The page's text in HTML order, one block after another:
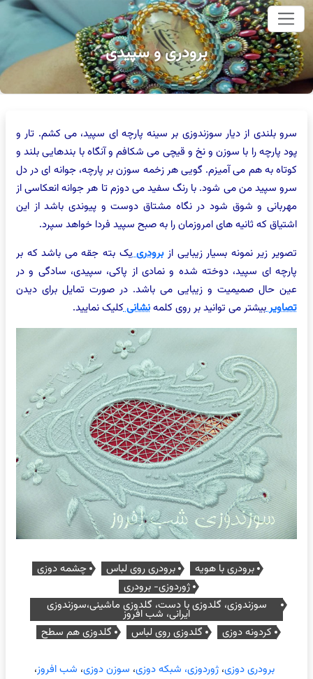
اصلی
برودری و سپیدی
سرو بلندی از دیار سوزندوزی بر سینه پارچه ای سپید، می کشم. تار و
پود پارچه را با سوزن و نخ و قیچی می شکافم و آنگاه با بندهایی بلند و
کوتاه به هم می آمیزم. گویی هر زخمه سوزن بر پارچه، جوانه ای در دل
سرو سپید من می شود. با رنگ سفید می دوزم تا هر جوانه انعکاسی از
مهربانی و شوق شود در نگاه مشتاق دوست و پیوندی باشد از این
اشتیاق که ثانیه های امروزمان را به صبح سپید فردا خواهد سپرد.
تصویر زیر نمونه بسیار زیبایی ازبرودری یک بته جقه می باشد که بر
پارچه ای سپید، دوخته شده و نمادی از پاکی، سپیدی، سادگی و در
عین حال صمیمیت و زیبایی می باشد. در صورت تمایل برای دیدن
تصاویربیشتر می توانید بر روی کلمهنشانیکلیک نمایید.
برودری با هویه برودری روی لباس
چشمه دوزی
ژوردوزی- برودری
سوزندوزی، گلدوزی با دست، گلدوزی ماشینی،سوزندوزی
ایرانی، شب افروز
کردونه دوزی
گلدوزی روی لباس گلدوزی هم سطح
برودری دوزی،ژوردوزی، شبکه دوزی، سوزن دوزی، شب افروز،